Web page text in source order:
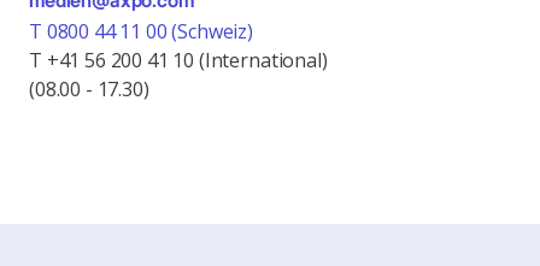
T 0800 44 11 00 (Schweiz)
T +41 56 200 41 10 (International)
(08.00 - 17.30)